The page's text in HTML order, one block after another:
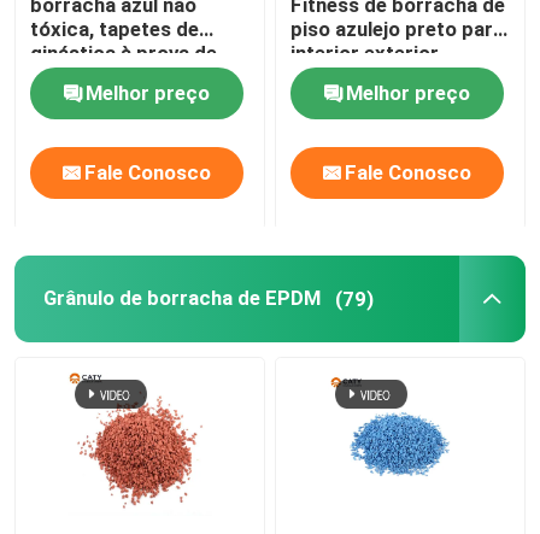
borracha azul não
tóxica, tapetes de
ginástica à prova de
som para garagem
Melhor preço
Fale Conosco
Fitness de borracha de
piso azulejo preto para
interior exterior
Melhor preço
Fale Conosco
Grânulo de borracha de EPDM (79)